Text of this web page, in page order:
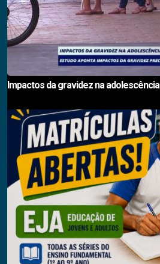
Impactos da gravidez na adolescência